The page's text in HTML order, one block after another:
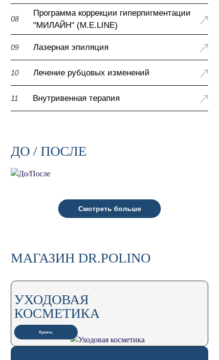
08
Программа коррекции гиперпигментации
"МИЛАЙН" (M.E.LINE)
09 Лазерная эпиляция
10 Лечение рубцовых изменений
11 Внутривенная терапия
ДО / ПОСЛЕ
Смотреть больше
МАГАЗИН DR.POLINO
УХОДОВАЯ
КОСМЕТИКА
Купить